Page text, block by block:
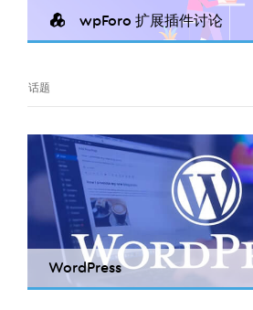
wpForo 扩展插件讨论
话题
WordPress